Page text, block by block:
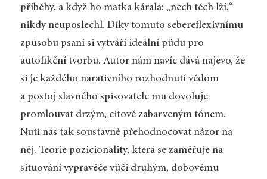
příběhy, a když ho matka kárala: „nech těch lží,“
nikdy neuposlechl. Díky tomuto sebereflexivnímu
způsobu psaní si vytváří ideální půdu pro
autofikční tvorbu. Autor nám navíc dává najevo, že
si je každého narativního rozhodnutí vědom
a postoj slavného spisovatele mu dovoluje
promlouvat drzým, citově zabarveným tónem.
Nutí nás tak soustavně přehodnocovat názor na
něj. Teorie pozicionality, která se zaměřuje na
situování vypravěče vůči druhým, dobovému